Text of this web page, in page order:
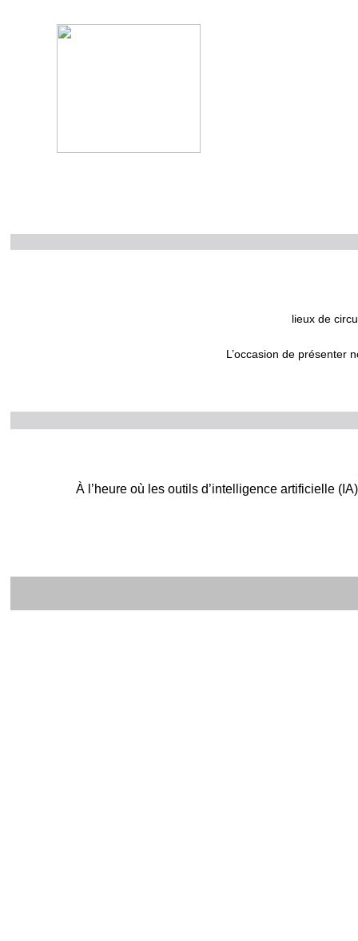
lieux de
L’occasion de présenter
À l’heure où les outils d’intelligence artificielle